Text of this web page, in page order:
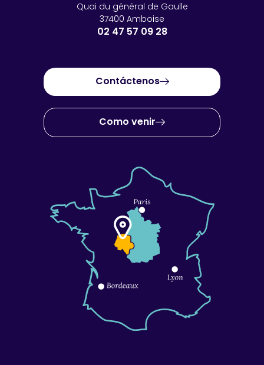
Quai du général de Gaulle
37400 Amboise
02 47 57 09 28
Contáctenos
Como venir